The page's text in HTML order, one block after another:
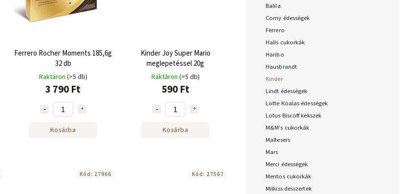
Balila
Corny édességek
Ferrero
Halls cukorkák
Haribo
Hausbrandt
Kinder
Lindt édességek
Lotte Koalas édességek
Lotus Biscoff kekszek
M&M's cukorkák
Maltesers
Mars
Merci édességek
Mentos cukorkák
Milkiss desszertek
Ferrero Rocher Moments 185,6g
32 db
Raktáron (>5 db)
3 790 Ft
Kosárba
Kinder Joy Super Mario
meglepetéssel 20g
Raktáron (>5 db)
590 Ft
Kosárba
Kód: 27966 Kód: 27567